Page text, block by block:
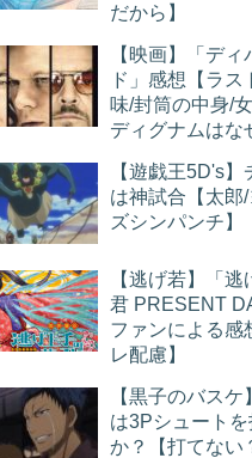
だから】
【映画】「ディ
ド」感想【ラス
味/封筒の中身/
ディグナムはな
【遊戯王5D's
は神試合【太郎
ズシンパンチ】
【逃げ若】「
君 PRESENT
ファンによる感
レ配慮】
【黒子のバス
は3Pシュート
か？【打てない